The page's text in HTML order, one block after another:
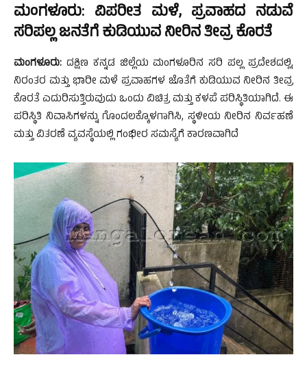
ಮಂಗಳೂರು: ವಿಪರೀತ ಮಳೆ, ಪ್ರವಾಹದ ನಡುವೆ
ಸರಿಪಲ್ಲ ಜನತೆಗೆ ಕುಡಿಯುವ ನೀರಿನ ತೀವ್ರ ಕೊರತೆ
ಮಂಗಳೂರು: ದಕ್ಷಿಣ ಕನ್ನಡ ಜಿಲ್ಲೆಯ ಮಂಗಳೂರಿನ ಸರಿ ಪಲ್ಲ ಪ್ರದೇಶದಲ್ಲಿ,
ನಿರಂತರ ಮತ್ತು ಭಾರೀ ಮಳೆ ಪ್ರವಾಹಗಳ ಜೊತೆಗೆ ಕುಡಿಯುವ ನೀರಿನ ತೀವ್ರ
ಕೊರತೆ ಎದುರಿಸುತ್ತಿರುವುದು ಒಂದು ವಿಚಿತ್ರ ಮತ್ತು ಕಳಪೆ ಪರಿಸ್ಥಿತಿಯಾಗಿದೆ. ಈ
ಪರಿಸ್ಥಿತಿ ನಿವಾಸಿಗಳನ್ನು ಗೊಂದಲಕ್ಕೊಳಗಾಗಿಸಿ, ಸ್ಥಳೀಯ ನೀರಿನ ನಿರ್ವಹಣೆ
ಮತ್ತು ವಿತರಣೆ ವ್ಯವಸ್ಥೆಯಲ್ಲಿ ಗಂಭೀರ ಸಮಸ್ಯೆಗೆ ಕಾರಣವಾಗಿದೆ